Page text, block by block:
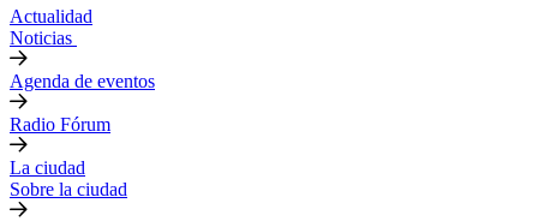
Actualidad
Noticias
Agenda de eventos
Radio Fórum
La ciudad
Sobre la ciudad